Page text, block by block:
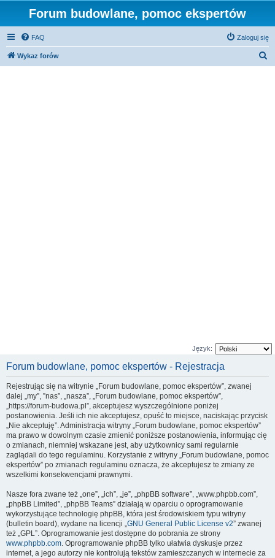
Forum budowlane, pomoc ekspertów
FAQ Zaloguj się
Wykaz forów
Język:
Forum budowlane, pomoc ekspertów - Rejestracja
Rejestrując się na witrynie „Forum budowlane, pomoc ekspertów”, zwanej
dalej „my”, ”nas”, „nasza”, „Forum budowlane, pomoc ekspertów”,
„https://forum-budowa.pl”, akceptujesz wyszczególnione poniżej
postanowienia. Jeśli ich nie akceptujesz, opuść to miejsce, naciskając przycisk
„Nie akceptuję”. Administracja witryny „Forum budowlane, pomoc ekspertów”
ma prawo w dowolnym czasie zmienić poniższe postanowienia, informując cię
o zmianach, niemniej wskazane jest, aby użytkownicy sami regularnie
zaglądali do tego regulaminu. Korzystanie z witryny „Forum budowlane, pomoc
ekspertów” po zmianach regulaminu oznacza, że akceptujesz te zmiany ze
wszelkimi konsekwencjami prawnymi.
Nasze fora zwane też „one”, „ich”, „je”, „phpBB software”, „www.phpbb.com”,
„phpBB Limited”, „phpBB Teams” działają w oparciu o oprogramowanie
wykorzystujące technologię phpBB, która jest środowiskiem typu witryny
(bulletin board), wydane na licencji „GNU General Public License v2” zwanej
też „GPL”. Oprogramowanie jest dostępne do pobrania ze strony
www.phpbb.com. Oprogramowanie phpBB tylko ułatwia dyskusje przez
internet, a jego autorzy nie kontrolują tekstów zamieszczanych w internecie za